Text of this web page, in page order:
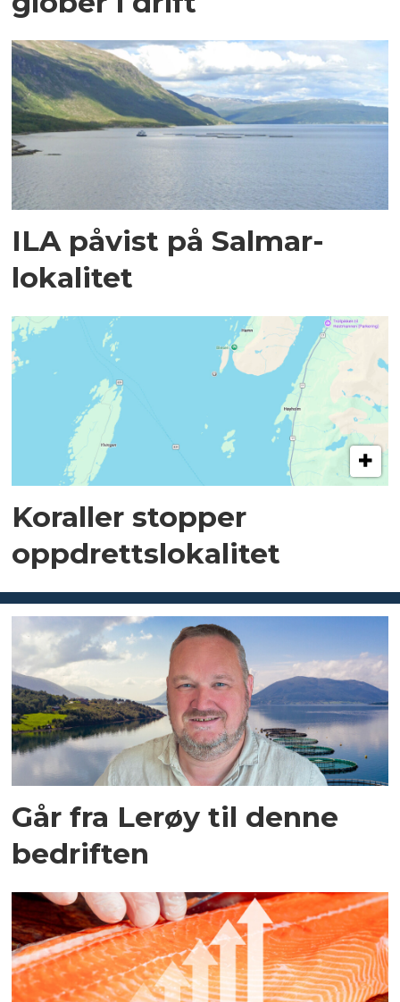
ILA påvist på Salmar-
lokalitet
Koraller stopper
oppdrettslokalitet
Går fra Lerøy til denne
bedriften